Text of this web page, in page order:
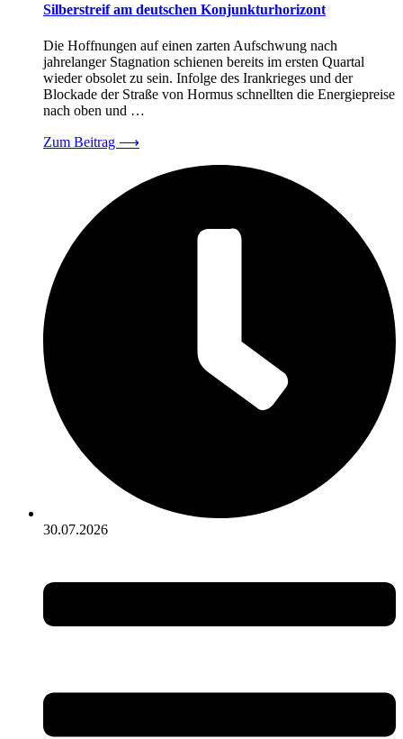
Silberstreif am deutschen Konjunkturhorizont
Die Hoffnungen auf einen zarten Aufschwung nach
jahrelanger Stagnation schienen bereits im ersten Quartal
wieder obsolet zu sein. Infolge des Irankrieges und der
Blockade der Straße von Hormus schnellten die Energiepreise
nach oben und …
Zum Beitrag ⟶
30.07.2026